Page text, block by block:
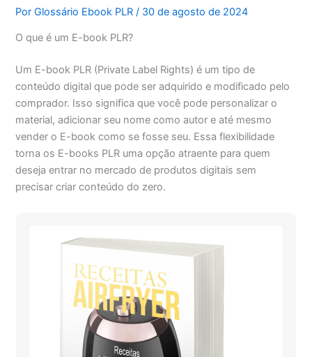
PorGlossário Ebook PLR/ 30 de agosto de 2024
O que é um E-book PLR?
Um E-book PLR (Private Label Rights) é um tipo de
conteúdo digital que pode ser adquirido e modificado pelo
comprador. Isso significa que você pode personalizar o
material, adicionar seu nome como autor e até mesmo
vender o E-book como se fosse seu. Essa flexibilidade
torna os E-books PLR uma opção atraente para quem
deseja entrar no mercado de produtos digitais sem
precisar criar conteúdo do zero.